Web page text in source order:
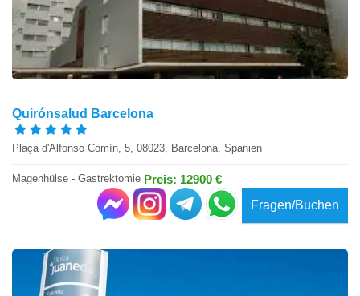
Quirónsalud Barcelona
Plaça d'Alfonso Comín, 5, 08023, Barcelona, Spanien
Magenhülse - Gastrektomie Preis: 12900 €
Fragen/Buchen